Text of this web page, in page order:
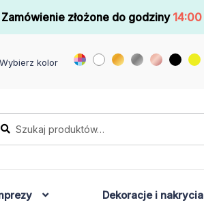
Zamówienie złożone do godziny 14:00
Wybierz kolor
Dekoracje i nakrycia